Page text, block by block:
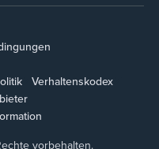
Verhaltenskodex
vorbehalten.